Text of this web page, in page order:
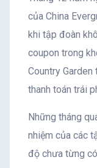
của China
khi tập đoàn
coupon trong
Country
thanh toán trái
Những tháng
nhiệm của các
độ chưa từng